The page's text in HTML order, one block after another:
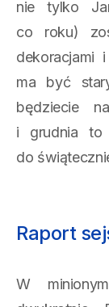
nie tylko
co roku)
dekoracjami
ma być
będziecie
i grudnia to
do
Raport
W